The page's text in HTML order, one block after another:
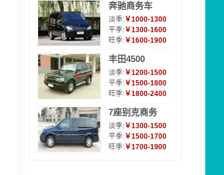
奔驰商务车
淡季:￥1000-1300
平季:￥1300-1600
旺季:￥1600-1900
丰田4500
淡季:￥1200-1500
平季:￥1500-1800
旺季:￥1800-2400
7座别克商务
淡季:￥1300-1500
平季:￥1500-1700
旺季:￥1700-1900